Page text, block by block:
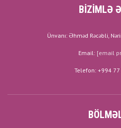
BİZİMLƏ
Ünvanı: Əhməd Rəcəbli,
Email: [email
Telefon: +994